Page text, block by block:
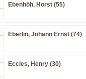
Ebenhöh, Horst (55)
Eberlin, Johann Ernst (74)
Eccles, Henry (30)